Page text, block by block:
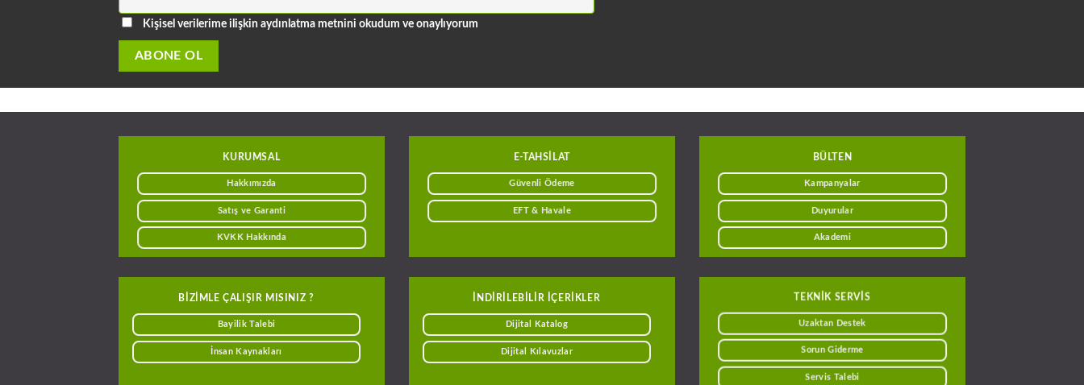
Kişisel verilerime ilişkin aydınlatma metnini okudum ve onaylıyorum
KURUMSAL
Hakkımızda
Satış ve Garanti
KVKK Hakkında
BIZIMLE ÇALIŞIR MISINIZ ?
Bayilik Talebi
İnsan Kaynakları
E-TAHSILAT
Güvenli Ödeme
EFT & Havale
INDIRILEBILIR IÇERIKLER
Dijital Katalog
Dijital Kılavuzlar
BÜLTEN
Kampanyalar
Duyurular
Akademi
TEKNİK SERVİS
Uzaktan Destek
Sorun Giderme
Servis Talebi